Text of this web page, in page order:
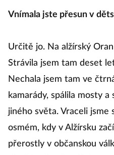
Vnímala jste přesun v
Určitě jo. Na alžírský
Strávila jsem tam deset
Nechala jsem tam ve
kamarády, spálila mosty
jiného světa. Vraceli jsme
osmém, kdy v Alžírsku
přerostly v občanskou